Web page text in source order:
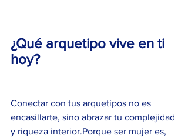
¿Qué arquetipo vive en ti
hoy?
Conectar con tus arquetipos no es
encasillarte, sino abrazar tu complejidad
y riqueza interior.Porque ser mujer es,